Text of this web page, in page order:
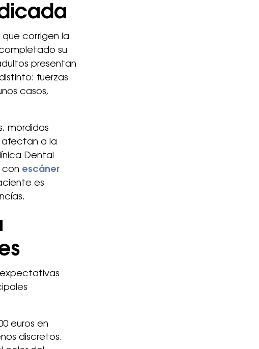
corrigen la
su
presentan
fuerzas
casos,
mordidas
afectan a la
Dental
con escáner
es
euros en
discretos.